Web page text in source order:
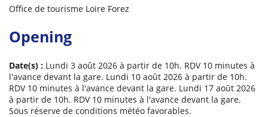
Office de tourisme Loire Forez
Opening
Date(s) : Lundi 3 août 2026 à partir de 10h. RDV 10 minutes à
l'avance devant la gare. Lundi 10 août 2026 à partir de 10h.
RDV 10 minutes à l'avance devant la gare. Lundi 17 août 2026
à partir de 10h. RDV 10 minutes à l'avance devant la gare.
Sous réserve de conditions météo favorables.